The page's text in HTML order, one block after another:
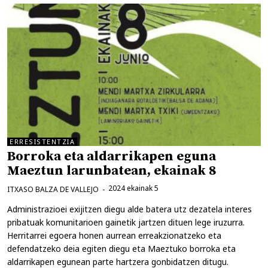
ERRESISTENTZIA
Borroka eta aldarrikapen eguna
Maeztun larunbatean, ekainak 8
2024 ekainak 5
ITXASO BALZA DE VALLEJO
Administrazioei exijitzen diegu alde batera utz dezatela interes
pribatuak komunitarioen gainetik jartzen dituen lege iruzurra.
Herritarrei egoera honen aurrean erreakzionatzeko eta
defendatzeko deia egiten diegu eta Maeztuko borroka eta
aldarrikapen egunean parte hartzera gonbidatzen ditugu.